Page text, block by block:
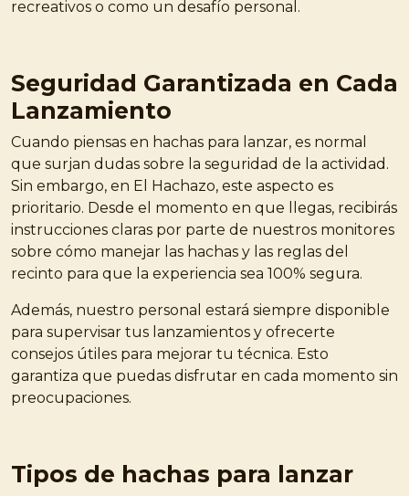
recreativos o como un desafío personal.
Seguridad Garantizada en Cada
Lanzamiento
Cuando piensas en hachas para lanzar, es normal
que surjan dudas sobre la seguridad de la actividad.
Sin embargo, en El Hachazo, este aspecto es
prioritario. Desde el momento en que llegas, recibirás
instrucciones claras por parte de nuestros monitores
sobre cómo manejar las hachas y las reglas del
recinto para que la experiencia sea 100% segura.
Además, nuestro personal estará siempre disponible
para supervisar tus lanzamientos y ofrecerte
consejos útiles para mejorar tu técnica. Esto
garantiza que puedas disfrutar en cada momento sin
preocupaciones.
Tipos de hachas para lanzar